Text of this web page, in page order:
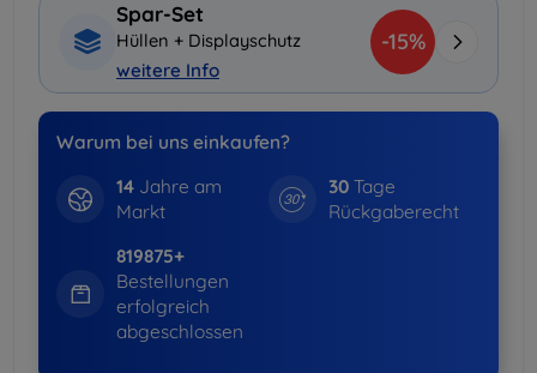
Spar-Set
Hüllen + Displayschutz
weitere Info
-15%
Warum bei uns einkaufen?
14Jahre am
Markt
30 Tage
Rückgaberecht
819875+
Bestellungen
erfolgreich
abgeschlossen